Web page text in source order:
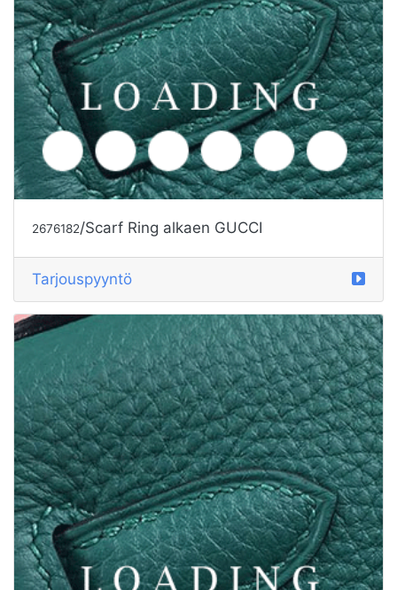
2676182/Scarf Ring alkaen GUCCI
Tarjouspyyntö